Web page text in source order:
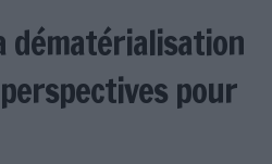
dématérialisation
pour